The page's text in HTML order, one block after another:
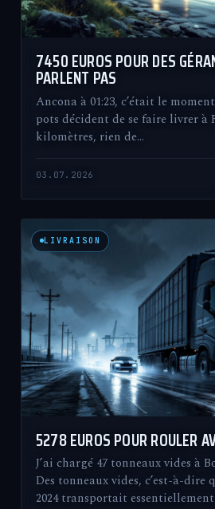
7450 EUROS POUR DES
PARLENT PAS
Ancona à 01:23, c’était le
pots décident de se faire livrer à
kilomètres, rien de…
03.07.2026
LIVRAISON
5278 EUROS POUR ROULER
J’ai chargé 47 tonneaux vides à
Des tonneaux vides, c’est-à-dire
2024 transportait